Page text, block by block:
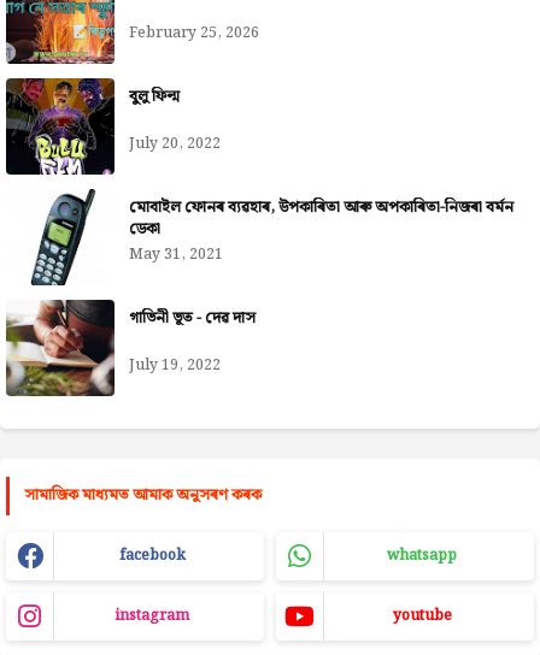
February 25, 2026
বুলু ফিল্ম
July 20, 2022
মোবাইল ফোনৰ ব্যৱহাৰ, উপকাৰিতা আৰু অপকাৰিতা-নিজৰা বৰ্মন
ডেকা
May 31, 2021
গাভিনী ভূত - দেৱ দাস
July 19, 2022
সামাজিক মাধ্যমত আমাক অনুসৰণ কৰক
facebook whatsapp
instagram youtube